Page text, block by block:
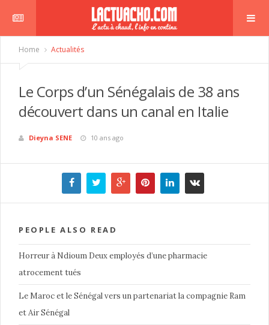
Home Actualités
Le Corps d’un Sénégalais de 38 ans
découvert dans un canal en Italie
Dieyna SENE 10 ans ago
PEOPLE ALSO READ
Horreur à Ndioum Deux employés d’une pharmacie
atrocement tués
Le Maroc et le Sénégal vers un partenariat la compagnie Ram
et Air Sénégal